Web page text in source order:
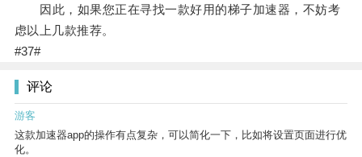
因此，如果您正在寻找一款好用的梯子加速器，不妨考
虑以上几款推荐。
#37#
评论
游客
这款加速器app的操作有点复杂，可以简化一下，比如将设置页面进行优
化。